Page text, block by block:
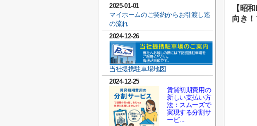
【昭
向き
2025-01-01
マイホームのご契約からお引渡し迄
の流れ
2024-12-26
当社提携駐車場地図
2024-12-25
賃貸初期費用の
新しい支払い方
法：スムーズで
実現する分割サ
ービ...